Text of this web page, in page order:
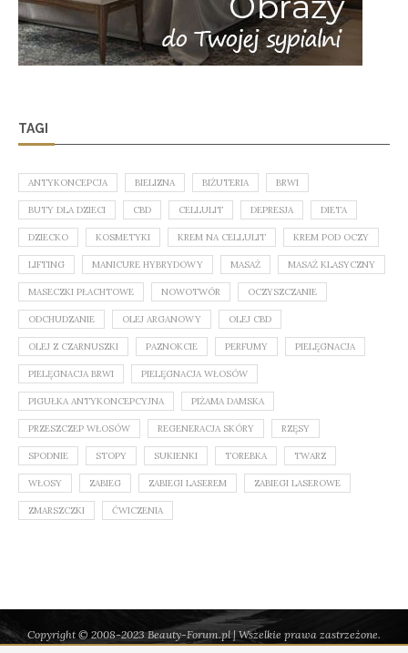
TAGI
ANTYKONCEPCJA BIELIZNA BIŻUTERIA BRWI
BUTY DLA DZIECI CBD CELLULIT DEPRESJA DIETA
DZIECKO KOSMETYKI KREM NA CELLULIT KREM POD OCZY
LIFTING MANICURE HYBRYDOWY MASAŻ MASAŻ KLASYCZNY
MASECZKI PŁACHTOWE NOWOTWÓR OCZYSZCZANIE
ODCHUDZANIE OLEJ ARGANOWY OLEJ CBD
OLEJ Z CZARNUSZKI PAZNOKCIE PERFUMY PIELĘGNACJA
PIELĘGNACJA BRWI PIELĘGNACJA WŁOSÓW
PIGUŁKA ANTYKONCEPCYJNA PIŻAMA DAMSKA
PRZESZCZEP WŁOSÓW REGENERACJA SKÓRY RZĘSY
SPODNIE STOPY SUKIENKI TOREBKA TWARZ
WŁOSY ZABIEG ZABIEGI LASEREM ZABIEGI LASEROWE
ZMARSZCZKI ĆWICZENIA
Copyright © 2008-2023 Beauty-Forum.pl | Wszelkie prawa zastrzeżone.
Kopiowanie treści zabronione |Polityka prywatności|Kontakt|Obraz na